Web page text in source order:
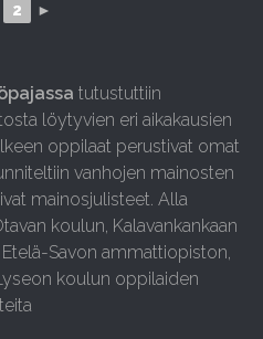
2 ►
tutustuttiin
löytyvien eri aikakausien
oppilaat perustivat omat
vanhojen mainosten
mainosjulisteet. Alla
koulun, Kalavankankaan
Savon ammattiopiston,
koulun oppilaiden